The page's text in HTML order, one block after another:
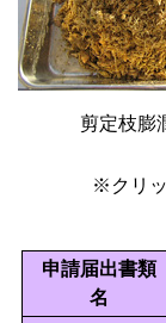
剪定枝膨
※クリ
申請届出書類
名